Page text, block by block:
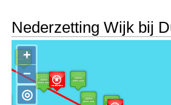
Nederzetting Wijk bij
+
−
◎